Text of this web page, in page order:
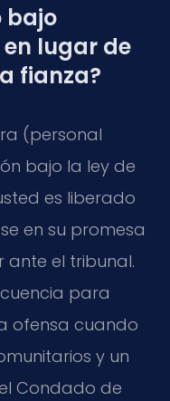
bajo
lugar de
fianza?
(personal
bajo la ley de
es liberado
en su promesa
el tribunal.
para
ofensa cuando
y un
Condado de